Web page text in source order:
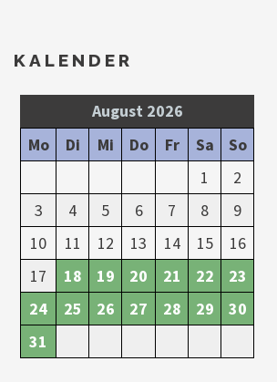
KALENDER
August 2026
Mo
Di Mi Do Fr Sa
So
1
2
3
4 5 6 7 8
9
10
11 12 13 14 15
16
17
18 19 20 21 22
23
24
25 26 27 28 29
30
31